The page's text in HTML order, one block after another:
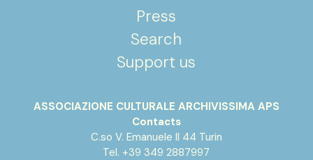
Press
Search
Support us
ASSOCIAZIONE CULTURALE ARCHIVISSIMA APS
Contacts
C.so V. Emanuele II 44 Turin
Tel. +39 349 2887997